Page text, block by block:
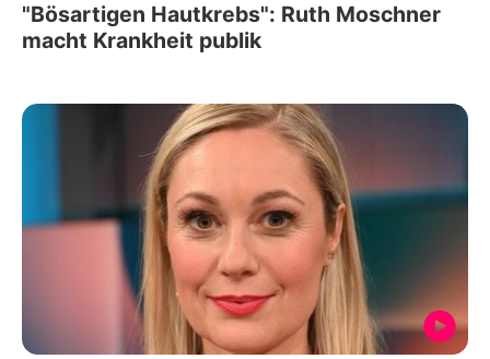
"Bösartigen Hautkrebs": Ruth Moschner
macht Krankheit publik